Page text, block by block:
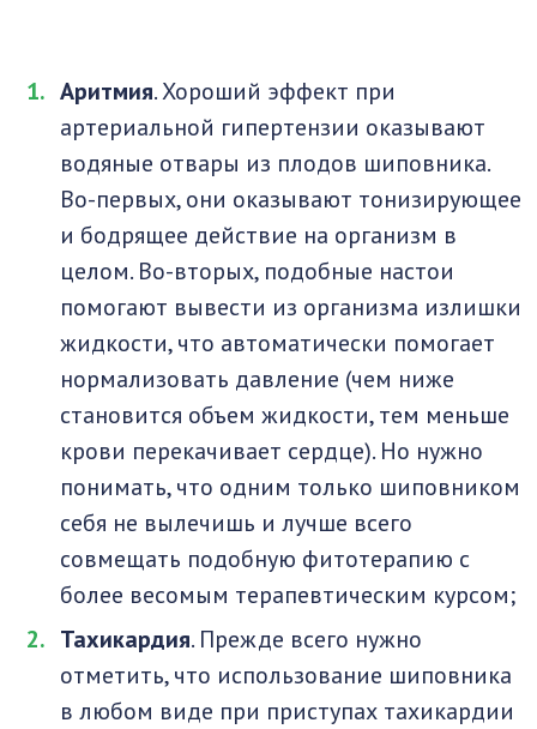
Аритмия. Хороший эффект при
артериальной гипертензии оказывают
водяные отвары из плодов шиповника.
Во-первых, они оказывают тонизирующее
и бодрящее действие на организм в
целом. Во-вторых, подобные настои
помогают вывести из организма излишки
жидкости, что автоматически помогает
нормализовать давление (чем ниже
становится объем жидкости, тем меньше
крови перекачивает сердце). Но нужно
понимать, что одним только шиповником
себя не вылечишь и лучше всего
совмещать подобную фитотерапию с
более весомым терапевтическим курсом;
Тахикардия. Прежде всего нужно
отметить, что использование шиповника
в любом виде при приступах тахикардии